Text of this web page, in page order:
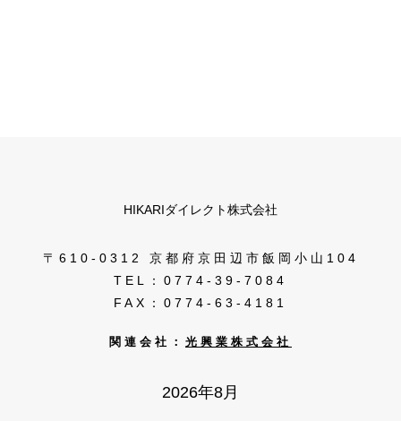
HIKARIダイレクト株式会社
〒610-0312 京都府京田辺市飯岡小山104
TEL：0774-39-7084
FAX：0774-63-4181
関連会社： 光興業株式会社
2026年8月